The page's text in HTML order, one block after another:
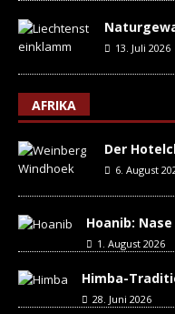
13. Juli 2026
AFRIKA
Der
6. August
Hoanib:
1. August 2026
Himba-
28. Juni 2026